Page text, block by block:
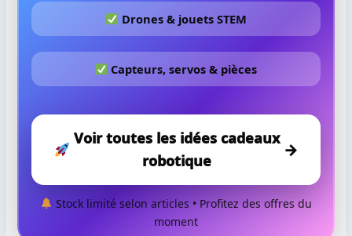
Drones & jouets STEM
Capteurs, servos & pièces
Voir toutes les idées cadeaux
robotique
→
Stock limité selon articles • Profitez des offres du
moment